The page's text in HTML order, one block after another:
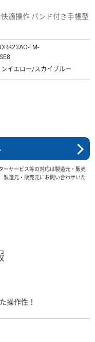
適操作 バンド付き手帳型
FM-
イエロー/スカイブルー
ーサービス等の対応は製造元・販売
製造元・販売元にお問い合わせいた
操作性！